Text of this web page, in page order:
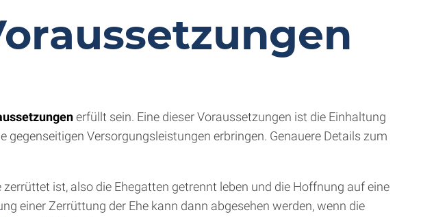
erfüllt sein. Eine dieser Voraussetzungen ist die Einhaltung
Versorgungsleistungen erbringen. Genauere Details zum
ist, also die Ehegatten getrennt leben und die Hoffnung auf eine
einer Zerrüttung der Ehe kann dann abgesehen werden, wenn die